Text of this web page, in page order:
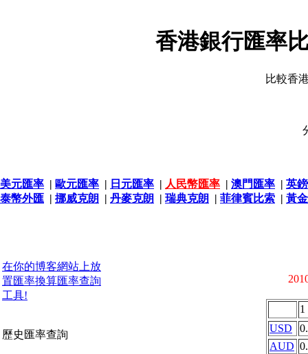
香港銀行匯率
比較香
美元匯率 | 歐元匯率 | 日元匯率 | 人民幣匯率 | 澳門匯率 | 英
泰幣外匯 | 挪威克朗 | 丹麥克朗 | 瑞典克朗 | 菲律賓比索 | 黃
在你的博客網站上放
置匯率換算匯率查詢
工具!
歷史匯率查詢
1
USD
AUD